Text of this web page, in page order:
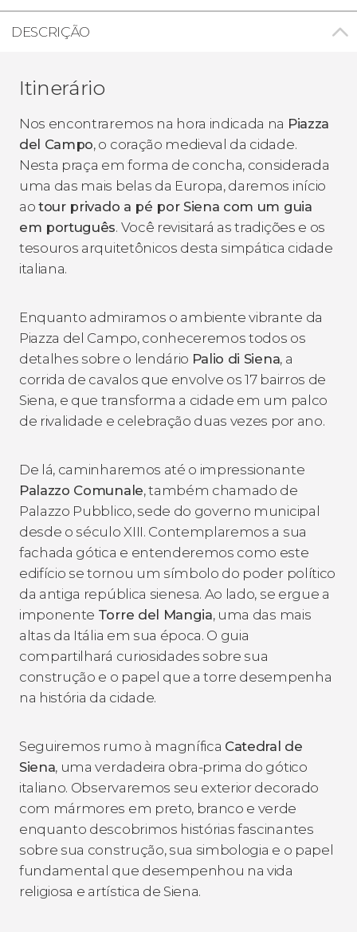
DESCRIÇÃO
Itinerário
Nos encontraremos na hora indicada na Piazza
del Campo, o coração medieval da cidade.
Nesta praça em forma de concha, considerada
uma das mais belas da Europa, daremos início
aotour privado a pé por Siena com um guia
em português. Você revisitará as tradições e os
tesouros arquitetônicos desta simpática cidade
italiana.
Enquanto admiramos o ambiente vibrante da
Piazza del Campo, conheceremos todos os
detalhes sobre o lendário Palio di Siena, a
corrida de cavalos que envolve os 17 bairros de
Siena, e que transforma a cidade em um palco
de rivalidade e celebração duas vezes por ano.
De lá, caminharemos até o impressionante
Palazzo Comunale, também chamado de
Palazzo Pubblico, sede do governo municipal
desde o século XIII. Contemplaremos a sua
fachada gótica e entenderemos como este
edifício se tornou um símbolo do poder político
da antiga república sienesa. Ao lado, se ergue a
imponente Torre del Mangia, uma das mais
altas da Itália em sua época. O guia
compartilhará curiosidades sobre sua
construção e o papel que a torre desempenha
na história da cidade.
Seguiremos rumo à magnífica Catedral de
Siena, uma verdadeira obra-prima do gótico
italiano. Observaremos seu exterior decorado
com mármores em preto, branco e verde
enquanto descobrimos histórias fascinantes
sobre sua construção, sua simbologia e o papel
fundamental que desempenhou na vida
religiosa e artística de Siena.